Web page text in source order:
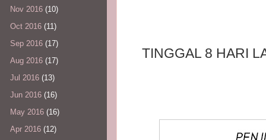
TINGGAL 8 HARI
Nov 2016 (10)
Oct 2016 (11)
Sep 2016 (17)
Aug 2016 (17)
Jul 2016 (13)
Jun 2016 (16)
May 2016 (16)
Apr 2016 (12)